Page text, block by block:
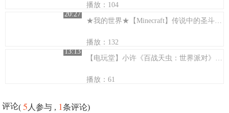
播放：104
20:27
★我的世界★【Minecraft】传说中的圣斗士！哈哈！
播放：132
13:13
【电玩堂】小许《百战天虫：世界派对》重制版试玩解说：重温儿时的回忆
播放：61
评论(5 人参与 , 1条评论)